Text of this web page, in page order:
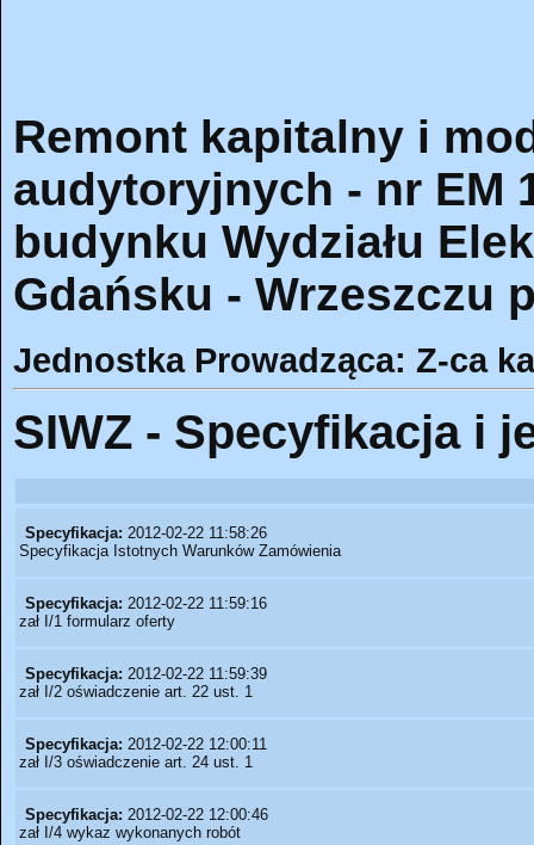
Remont kapitalny i
audytoryjnych - nr EM
budynku Wydziału
Gdańsku - Wrzeszczu
Jednostka Prowadząca: Z-ca
SIWZ - Specyfikacja i
Specyfikacja: 2012-02-22 11:58:26
Specyfikacja Istotnych Warunków Zamówienia
Specyfikacja: 2012-02-22 11:59:16
zał I/1 formularz oferty
Specyfikacja: 2012-02-22 11:59:39
zał I/2 oświadczenie art. 22 ust. 1
Specyfikacja: 2012-02-22 12:00:11
zał I/3 oświadczenie art. 24 ust. 1
Specyfikacja: 2012-02-22 12:00:46
zał I/4 wykaz wykonanych robót